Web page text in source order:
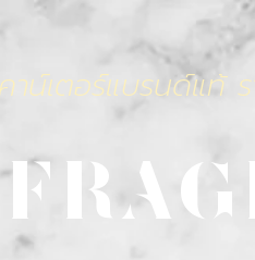
าน์เตอร์แบรนด์แท้